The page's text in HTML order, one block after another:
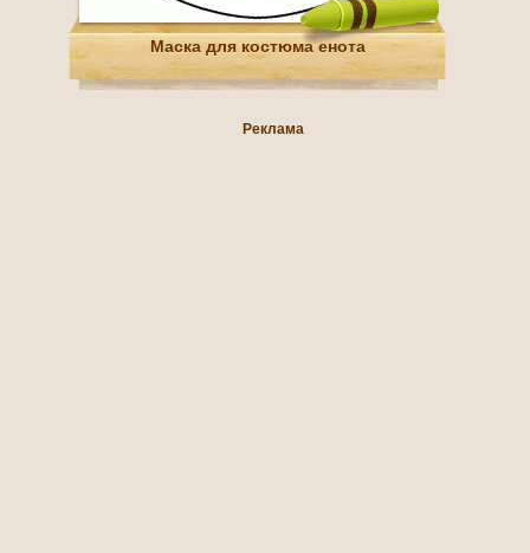
Маска для костюма енота
Реклама